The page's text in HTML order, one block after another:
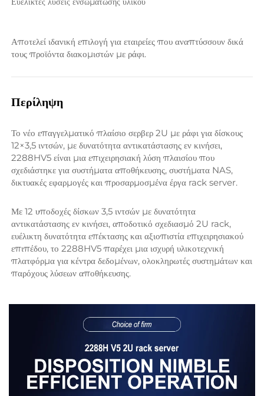
Αποτελεί ιδανική επιλογή για εταιρείες που αναπτύσσουν δικά
τους προϊόντα διακομιστών με ράφι.
Περίληψη
Το νέο επαγγελματικό πλαίσιο σερβερ 2U με ράφι για δίσκους
12×3,5 ιντσών, με δυνατότητα αντικατάστασης εν κινήσει,
2288HV5 είναι μια επιχειρησιακή λύση πλαισίου που
σχεδιάστηκε για συστήματα αποθήκευσης, συστήματα NAS,
δικτυακές εφαρμογές και προσαρμοσμένα έργα rack server.
Με 12 υποδοχές δίσκων 3,5 ιντσών με δυνατότητα
αντικατάστασης εν κινήσει, αποδοτικό σχεδιασμό 2U rack,
ευέλικτη δυνατότητα επέκτασης και αξιοπιστία επιχειρησιακού
επιπέδου, το 2288HV5 παρέχει μια ισχυρή υλικοτεχνική
πλατφόρμα για κέντρα δεδομένων, ολοκληρωτές συστημάτων και
παρόχους λύσεων αποθήκευσης.